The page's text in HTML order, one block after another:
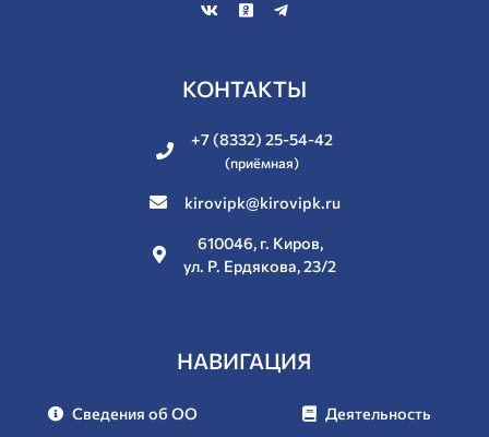
КОНТАКТЫ
+7 (8332) 25-54-42
(приёмная)
kirovipk@kirovipk.ru
610046, г. Киров,
ул. Р. Ердякова, 23/2
НАВИГАЦИЯ
Сведения об ОО Деятельность